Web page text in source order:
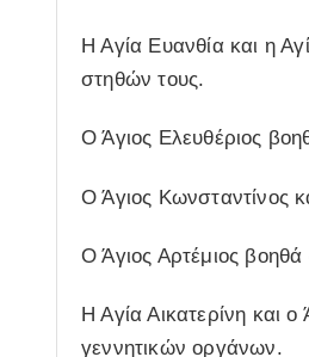
Η Αγία Ευανθία και η
στηθών τους.
Ο Άγιος Ελευθέριος
Ο Άγιος Κωνσταντίνος
Ο Άγιος Αρτέμιος
Η Αγία Αικατερίνη και
γεννητικών οργάνων.